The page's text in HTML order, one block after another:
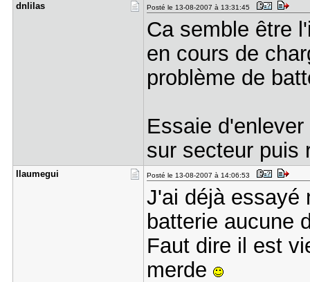
dnlilas Posté le 13-08-2007 à 13:31:45
Ca semble être
en cours de
problème de
Essaie
sur secteur puis
llaumegui Posté le 13-08-2007 à 14:06:53
J'ai déjà essayé
batterie aucune
Faut dire il est
merde